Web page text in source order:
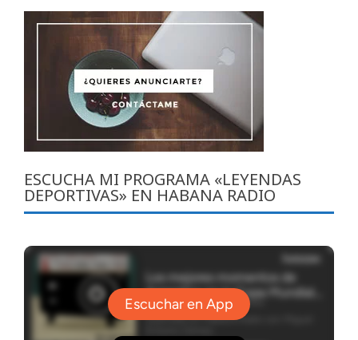
ESCUCHA MI PROGRAMA «LEYENDAS
DEPORTIVAS» EN HABANA RADIO